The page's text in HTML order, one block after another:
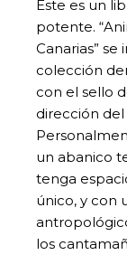
Este es un
potente.
Canarias”
colección
con el sello
dirección del
un abanico
tenga
único, y con
los